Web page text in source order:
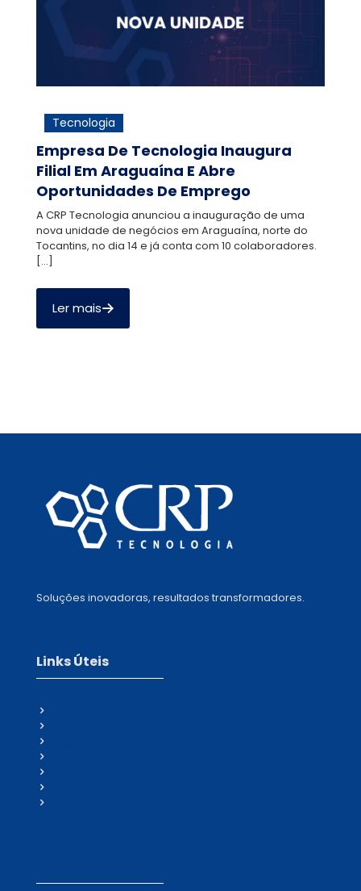
Tecnologia
Empresa De Tecnologia Inaugura
Filial Em Araguaína E Abre
Oportunidades De Emprego
A CRP Tecnologia anunciou a inauguração de uma
nova unidade de negócios em Araguaína, norte do
Tocantins, no dia 14 e já conta com 10 colaboradores.
[…]
Ler mais
Soluções inovadoras, resultados transformadores.
Links Úteis